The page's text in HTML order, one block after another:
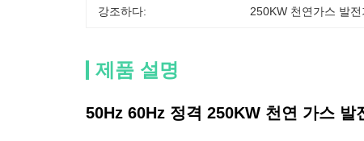
강조하다: 250KW 천연가스 발전
제품 설명
50Hz 60Hz 정격 250KW 천연 가스